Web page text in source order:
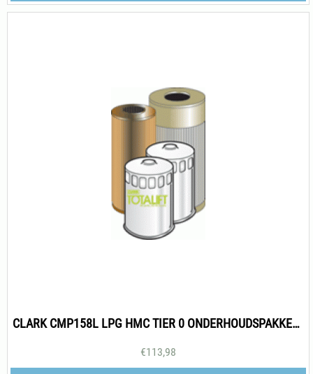
CLARK CMP158L LPG HMC TIER 0 ONDERHOUDSPAKKET 500H
€113,98